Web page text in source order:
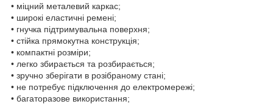
• міцний металевий каркас;
• широкі еластичні ремені;
• гнучка підтримувальна поверхня;
• стійка прямокутна конструкція;
• компактні розміри;
• легко збирається та розбирається;
• зручно зберігати в розібраному стані;
• не потребує підключення до електромережі;
• багаторазове використання;